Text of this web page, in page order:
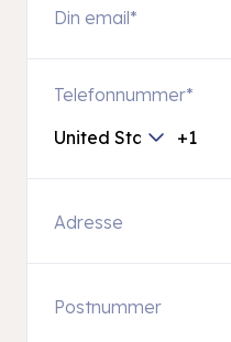
Telefonnummer*